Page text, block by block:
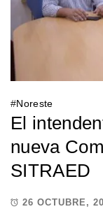
#Noreste
El
nueva
SITRAED
26 OCTUBRE,